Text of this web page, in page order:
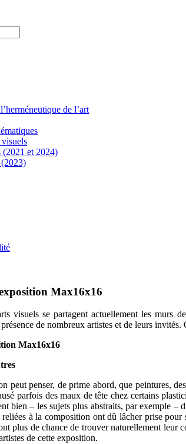
de l’art
visuels
(2021 et 2024)
(2023)
Max16x16
visuels se partagent actuellement les murs
de nombreux artistes et de leurs
Max16x16
peut penser, de prime abord, que peintures,
parfois des maux de tête chez certains
bien – les sujets plus abstraits, par exemple –
reliées à la composition ont dû lâcher prise
plus de chance de trouver naturellement
de cette exposition.